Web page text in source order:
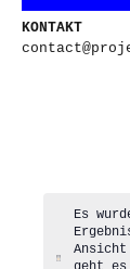
KONTAKT
Hinweis
Es